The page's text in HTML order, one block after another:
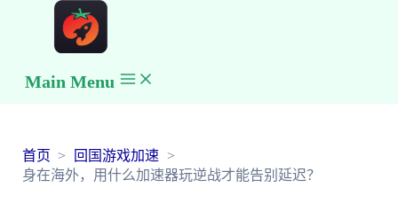
Main Menu
首页
回国游戏加速
身在海外，用什么加速器玩逆战才能告别延迟？